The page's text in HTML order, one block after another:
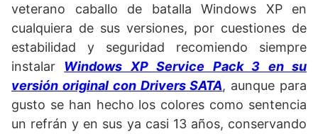
veterano caballo de batalla Windows XP en
cualquiera de sus versiones, por cuestiones de
estabilidad y seguridad recomiendo siempre
instalar Windows XP Service Pack 3 en su
versión original con Drivers SATA, aunque para
gusto se han hecho los colores como sentencia
un refrán y en sus ya casi 13 años, conservando